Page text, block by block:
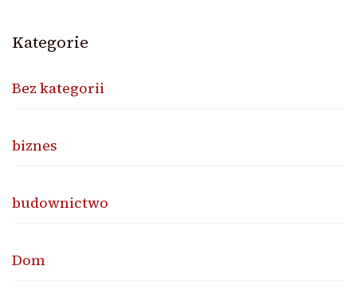
Kategorie
Bez kategorii
biznes
budownictwo
Dom